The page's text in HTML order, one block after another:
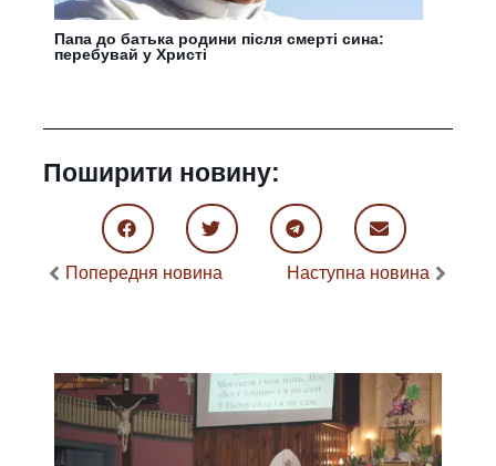
Папа до батька родини після смерті сина:
перебувай у Христі
Поширити новину:
Попередня новина Наступна новина